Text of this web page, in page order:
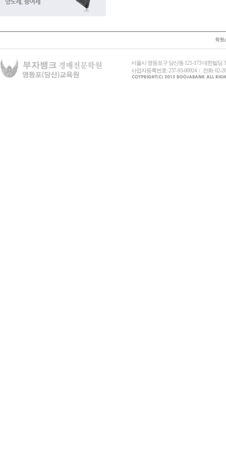
서울시 영등포구 당산동 121-173 대한빌
사업자등록번호: 237-93-00924 / 전화: 02-